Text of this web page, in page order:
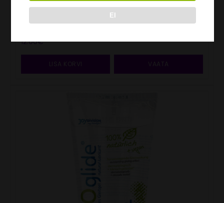
12.00€
LISA KORVI VAATA
EI